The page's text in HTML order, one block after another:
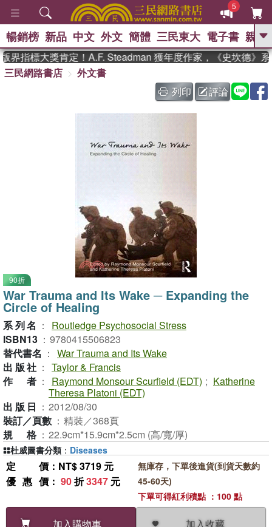
5
GO
、 如果歷史是一群喵 、 暑期
國際布克獎 臺灣漫遊錄 、 方
念華 、 台灣的李登輝時代
暢銷榜 新品 中文 外文 簡體 三民東大 電子書 親子
指標大獎肯定！A.F. Steadman 獲年度作家，《史坎德》系
三民網路書店
外文書
列印
評論
90折
War Trauma and Its Wake ─ Expanding the
Circle of Healing
系列名 ：
Routledge Psychosocial Stress
ISBN13 ： 9780415506823
替代書名 ： War Trauma and Its Wake
出版社 ： Taylor & Francis
作者 ： Raymond Monsour Scurfield (EDT) ; Katherine
Theresa Platoni (EDT)
出版日 ： 2012/08/30
裝訂／頁數 ： 精裝／368頁
規格 ： 22.9cm*15.9cm*2.5cm (高/寬/厚)
定價 ：NT$ 3719 元
優惠價 ： 90折3347 元
加入購物車 加入收藏
無庫存，下單後進貨(到貨天數約
45-60天)
下單可得紅利積點 ：100 點
杜威圖書分類 ： Diseases